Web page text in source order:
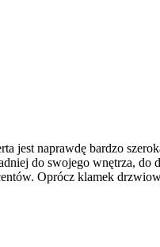
naprawdę bardzo
do swojego wnętrza,
Oprócz klamek